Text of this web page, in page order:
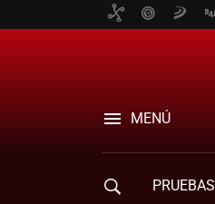
MENÚ
PRUEBAS